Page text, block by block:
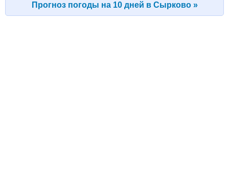
Прогноз погоды на 10 дней в Сырково »